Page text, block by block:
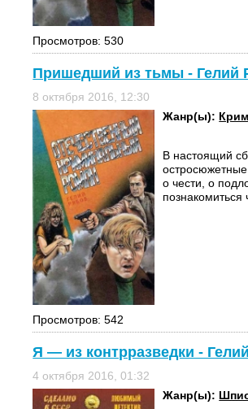
Просмотров: 530
Пришедший из тьмы - Гелий
8 октября 2016, 12:30
Жанр(ы):
В настоящий
о чести, о
познакомиться
Просмотров: 542
Я — из контрразведки -
4 октября 2016, 01:32
Жанр(ы):